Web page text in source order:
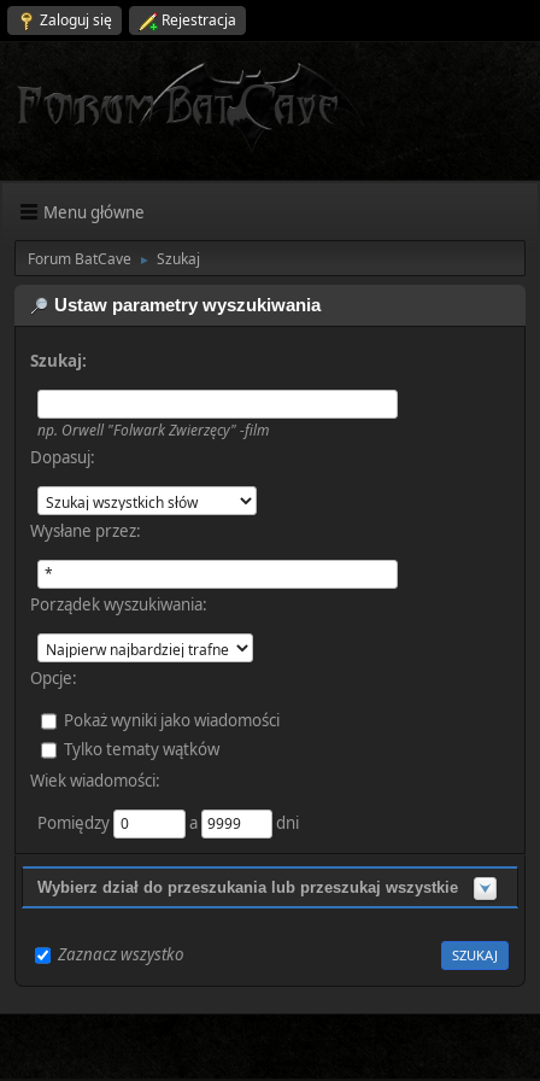
Zaloguj się Rejestracja
Menu główne
Forum BatCave ► Szukaj
Ustaw parametry wyszukiwania
Szukaj:
np. Orwell "Folwark Zwierzęcy" -film
Dopasuj:
Wysłane przez:
Porządek wyszukiwania:
Opcje:
Pokaż wyniki jako wiadomości
Tylko tematy wątków
Wiek wiadomości:
Pomiędzy
a dni
Wybierz dział do przeszukania lub przeszukaj wszystkie
Zaznacz wszystko